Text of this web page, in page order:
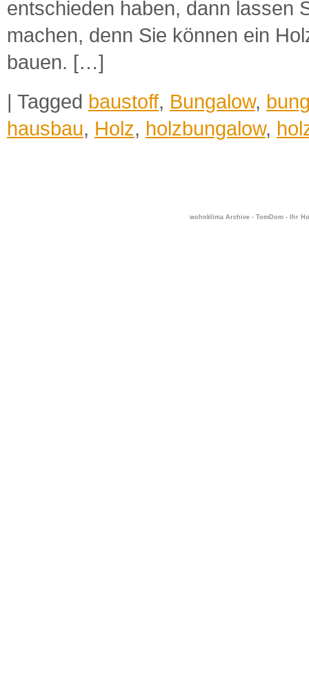
entschieden haben, dann lassen
machen, denn Sie können ein
bauen. […]
| Tagged baustoff, Bungalow,
hausbau, Holz, holzbungalow,
wohnklima Archive - TomDom - Ihr